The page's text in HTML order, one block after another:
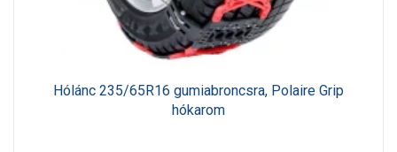
Hólánc 235/65R16 gumiabroncsra, Polaire Grip
hókarom